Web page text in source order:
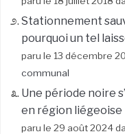
Stationnement
pourquoi un tel
paru le 13 décembre
communal
Une période noire
en région liégeoise
paru le 29 août 2024